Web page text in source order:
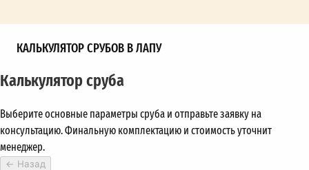
КАЛЬКУЛЯТОР СРУБОВ В ЛАПУ
Калькулятор сруба
Выберите основные параметры сруба и отправьте заявку на
консультацию. Финальную комплектацию и стоимость уточнит
менеджер.
← Назад